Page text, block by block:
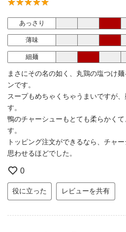
あっさり
薄味
細麺
まさにその名の如く、丸鶏の塩つけ
ンです。
スープもめちゃくちゃうまいですが
す。
鴨のチャーシューもとても柔らかく
す。
トッピング注文ができるなら、チャ
思わせるほどでした。
0
役に立った レビューを共有